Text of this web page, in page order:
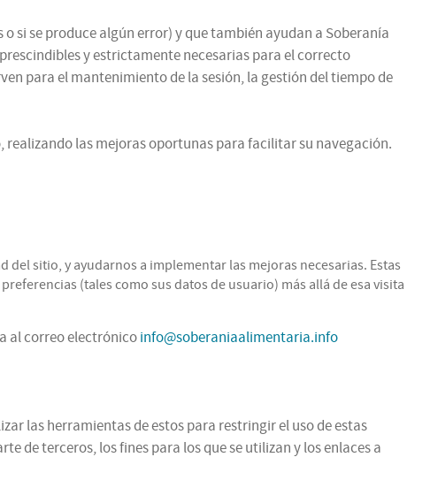
si se produce algún error) y que también ayudan a Soberanía
y estrictamente necesarias para el correcto
para el mantenimiento de la sesión, la gestión del tiempo de
las mejoras oportunas para facilitar su navegación.
sitio, y ayudarnos a implementar las mejoras necesarias. Estas
(tales como sus datos de usuario) más allá de esa visita
al correo electrónicoinfo@soberaniaalimentaria.info
las herramientas de estos para restringir el uso de estas
de terceros, los fines para los que se utilizan y los enlaces a